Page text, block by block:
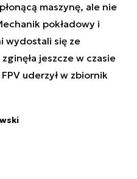
maszynę, ale nie
pokładowy i
wydostali się ze
jeszcze w czasie
uderzył w zbiornik